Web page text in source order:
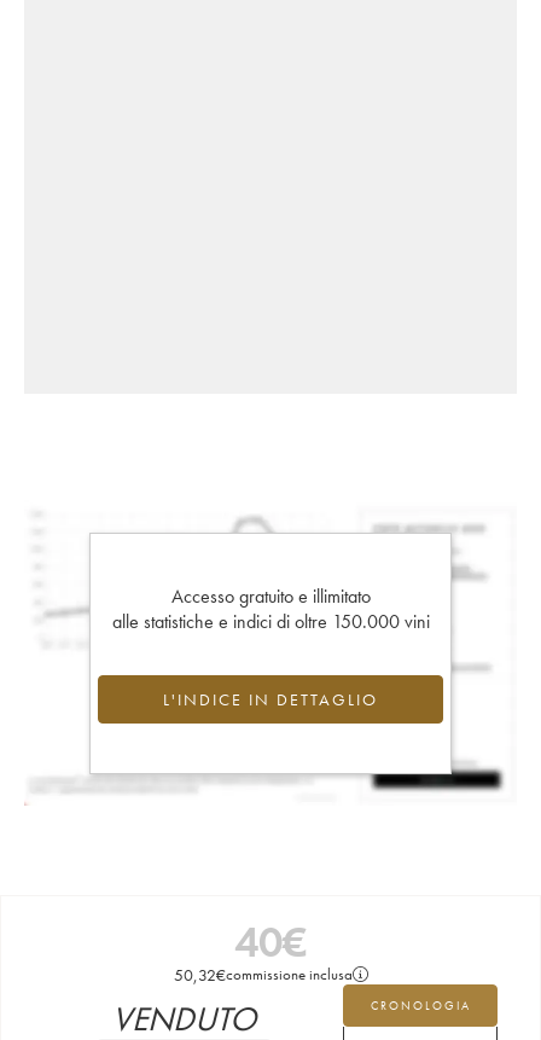
Accesso gratuito e illimitato
alle statistiche e indici di oltre 150.000 vini
L'INDICE IN DETTAGLIO
40€
50,32€commissione inclusa
CRONOLOGIA
VENDUTO